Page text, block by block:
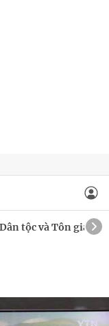
Dân tộc và Tôn giáo